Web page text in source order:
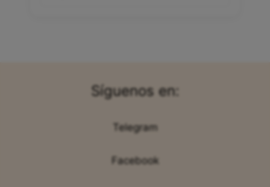
Síguenos en:
Telegram
Facebook